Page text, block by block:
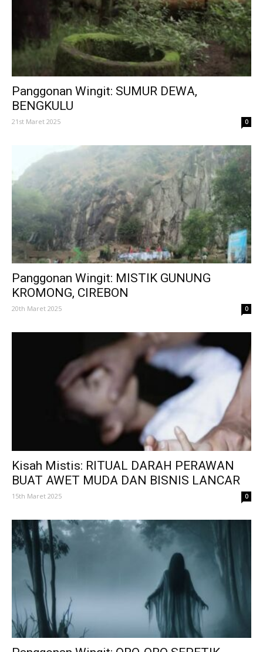
Panggonan Wingit: SUMUR DEWA,
BENGKULU
21st Maret 2025 0
Panggonan Wingit: MISTIK GUNUNG
KROMONG, CIREBON
20th Maret 2025 0
Kisah Mistis: RITUAL DARAH PERAWAN
BUAT AWET MUDA DAN BISNIS LANCAR
15th Maret 2025 0